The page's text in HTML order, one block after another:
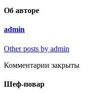
Об авторе
admin
Other posts by admin
Комментарии закрыты
Шеф-повар